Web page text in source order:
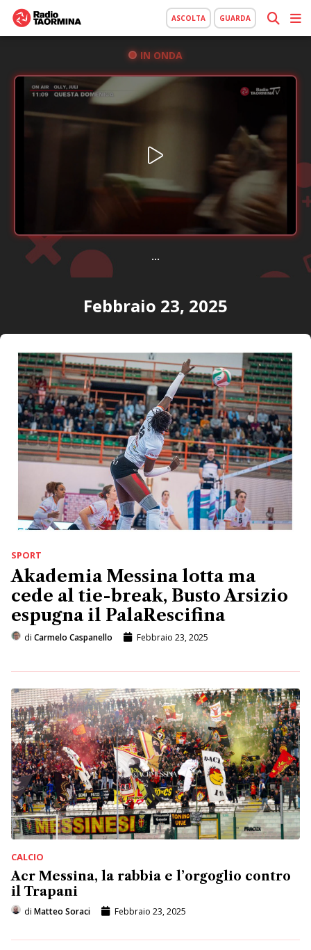
ASCOLTA GUARDA
IN ONDA
...
Febbraio 23, 2025
SPORT
Akademia Messina lotta ma
cede al tie-break, Busto Arsizio
espugna il PalaRescifina
di Carmelo Caspanello Febbraio 23, 2025
CALCIO
Acr Messina, la rabbia e l’orgoglio contro
il Trapani
di Matteo Soraci Febbraio 23, 2025